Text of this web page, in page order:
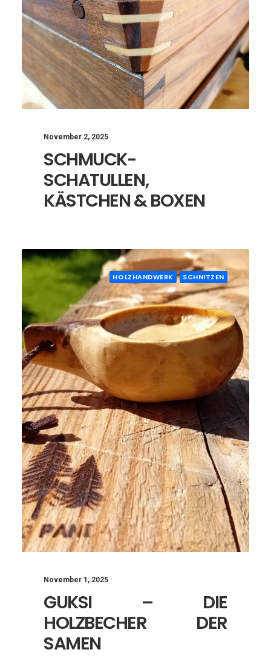
November 2, 2025
SCHMUCK-
SCHATULLEN,
KÄSTCHEN & BOXEN
HOLZHANDWERK SCHNITZEN
November 1, 2025
GUKSI – DIE
HOLZBECHER DER
SAMEN